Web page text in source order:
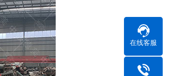
在线客服